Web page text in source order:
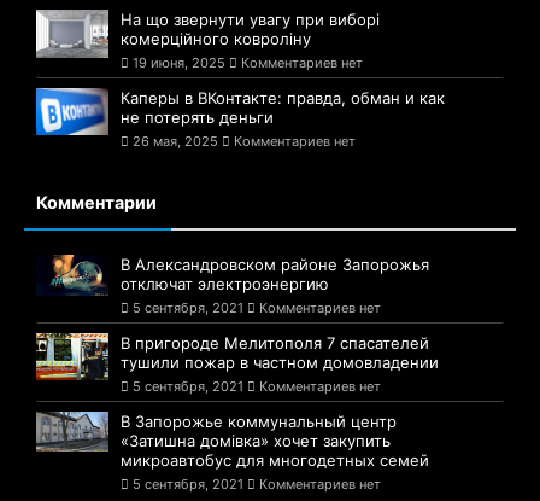
На що звернути увагу при виборі
комерційного ковроліну
19 июня, 2025 Комментариев нет
Каперы в ВКонтакте: правда, обман и как
не потерять деньги
26 мая, 2025 Комментариев нет
Комментарии
В Александровском районе Запорожья
отключат электроэнергию
5 сентября, 2021 Комментариев нет
В пригороде Мелитополя 7 спасателей
тушили пожар в частном домовладении
5 сентября, 2021 Комментариев нет
В Запорожье коммунальный центр
«Затишна домівка» хочет закупить
микроавтобус для многодетных семей
5 сентября, 2021 Комментариев нет